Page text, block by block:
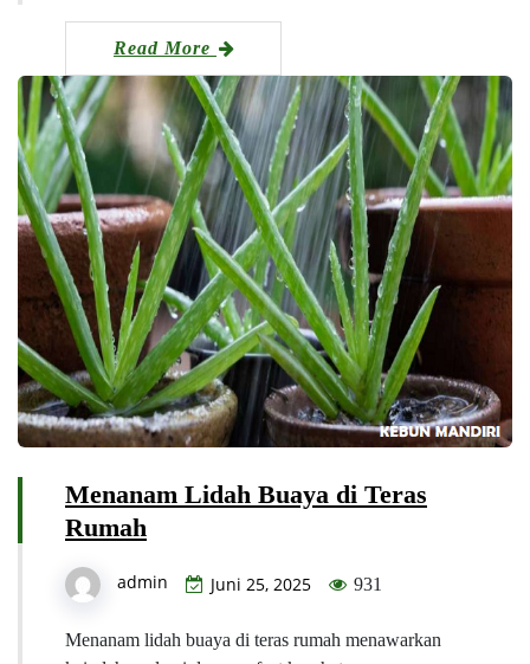
Read More
Menanam Lidah Buaya di Teras
Rumah
admin Juni 25, 2025 931
Menanam lidah buaya di teras rumah menawarkan